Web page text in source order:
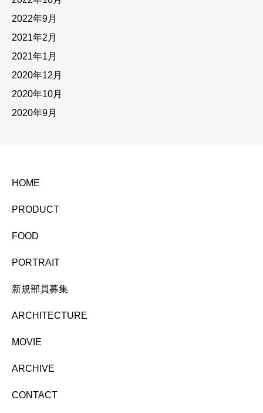
2022年9月
2021年2月
2021年1月
2020年12月
2020年10月
2020年9月
HOME
PRODUCT
FOOD
PORTRAIT
新規部員募集
ARCHITECTURE
MOVIE
ARCHIVE
CONTACT